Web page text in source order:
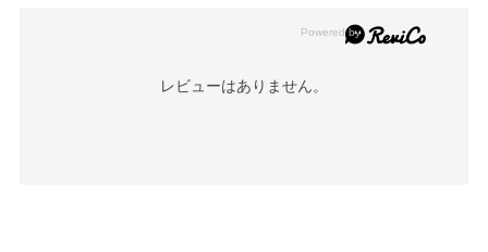
レビューはありません。